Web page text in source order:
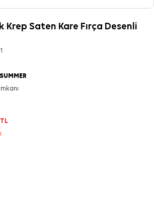
Krep Saten Kare Fırça Desenli
TL